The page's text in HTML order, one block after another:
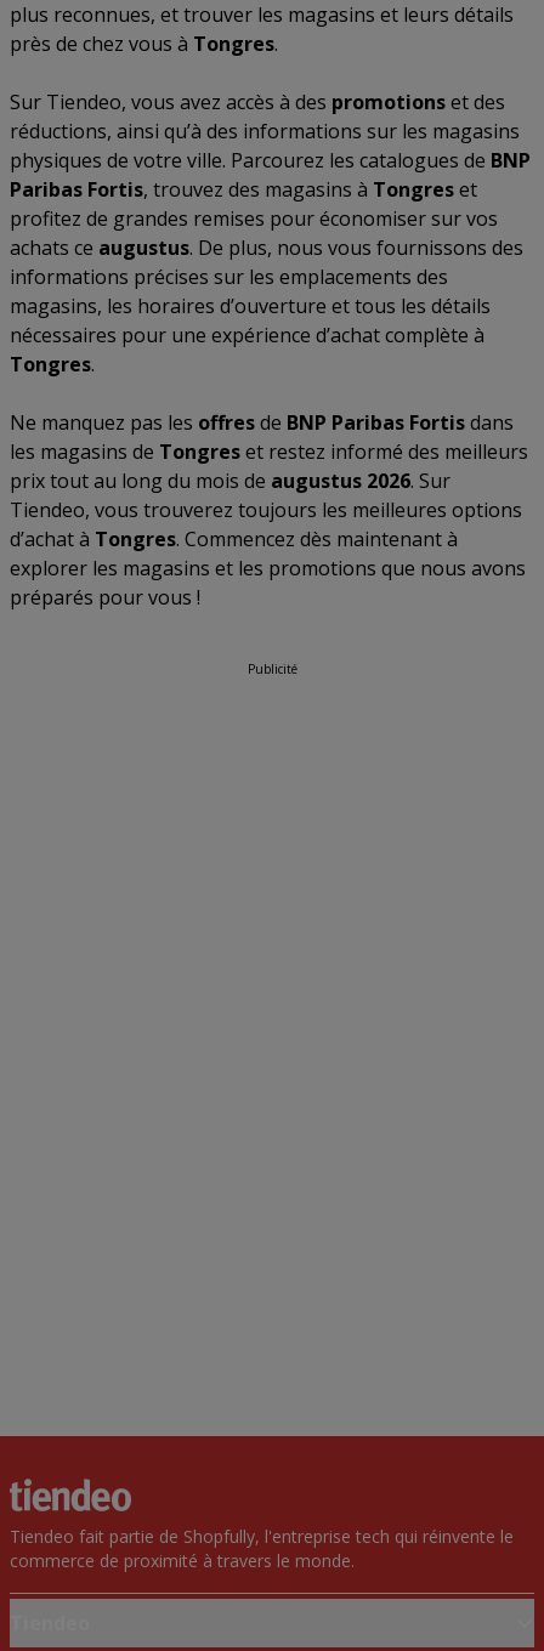
plus reconnues, et trouver les magasins et leurs détails
près de chez vous à Tongres.
Sur Tiendeo, vous avez accès à des promotionset des
réductions, ainsi qu’à des informations sur les magasins
physiques de votre ville. Parcourez les catalogues de BNP
Paribas Fortis, trouvez des magasins à Tongreset
profitez de grandes remises pour économiser sur vos
achats ce augustus. De plus, nous vous fournissons des
informations précises sur les emplacements des
magasins, les horaires d’ouverture et tous les détails
nécessaires pour une expérience d’achat complète à
Tongres.
Ne manquez pas les offresde BNP Paribas Fortisdans
les magasins de Tongreset restez informé des meilleurs
prix tout au long du mois de augustus 2026. Sur
Tiendeo, vous trouverez toujours les meilleures options
d’achat à Tongres. Commencez dès maintenant à
explorer les magasins et les promotions que nous avons
préparés pour vous !
Publicité
Tiendeo fait partie de Shopfully, l'entreprise tech qui réinvente le
commerce de proximité à travers le monde.